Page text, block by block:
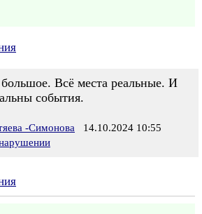
Всё места реальные. И
события.
-Симонова 14.10.2024 10:55